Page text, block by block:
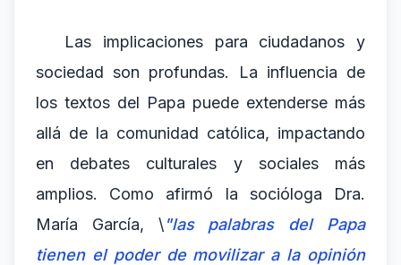
Las implicaciones para ciudadanos y
sociedad son profundas. La influencia de
los textos del Papa puede extenderse más
allá de la comunidad católica, impactando
en debates culturales y sociales más
amplios. Como afirmó la socióloga Dra.
María García, \"las palabras del Papa
tienen el poder de movilizar a la opinión